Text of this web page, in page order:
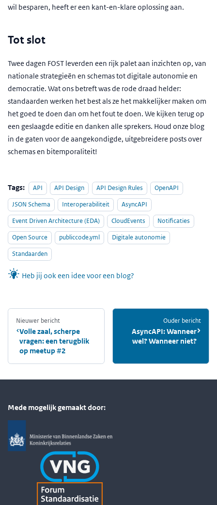
wil besparen, heeft er een kant-en-klare oplossing aan.
Tot slot
Twee dagen FOST leverden een rijk palet aan inzichten op, van
nationale strategieën en schemas tot digitale autonomie en
democratie. Wat ons betreft was de rode draad helder:
standaarden werken het best als ze het makkelijker maken om
het goed te doen dan om het fout te doen. We kijken terug op
een geslaagde editie en danken alle sprekers. Houd onze blog
in de gaten voor de aangekondigde, uitgebreidere posts over
schemas en bitemporaliteit!
Tags: API API Design API Design Rules
OpenAPI
JSON Schema
Interoperabiliteit
AsyncAPI
Event Driven Architecture (EDA)
CloudEvents
Notificaties
Open Source
publiccode.yml
Digitale autonomie
Standaarden
Heb jij ook een idee voor een blog?
Nieuwer bericht
Volle zaal, scherpe
vragen: een terugblik
op meetup #2
Ouder bericht
AsyncAPI: Wanneer
wel? Wanneer niet?
Mede mogelijk gemaakt door: